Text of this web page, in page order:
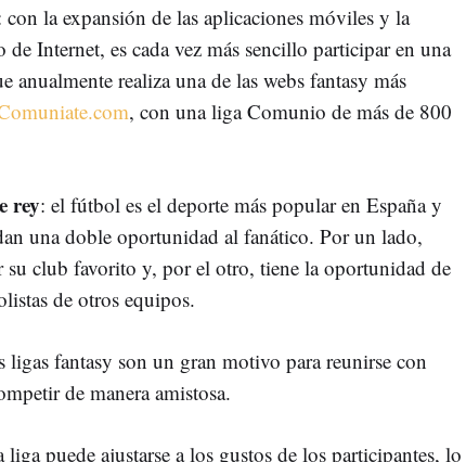
con la expansión de las aplicaciones móviles y la
Internet, es cada vez más sencillo participar en una
anualmente realiza una de las webs fantasy más
, con una liga Comunio de más de 800
rey: el fútbol es el deporte más popular en España y
una doble oportunidad al fanático. Por un lado,
su club favorito y, por el otro, tiene la oportunidad de
de otros equipos.
ligas fantasy son un gran motivo para reunirse con
de manera amistosa.
liga puede ajustarse a los gustos de los participantes, lo